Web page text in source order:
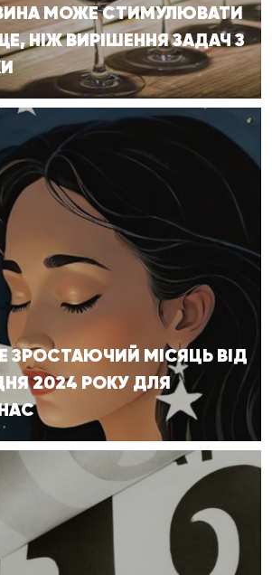
МОЖЕ СТИМУЛЮВАТИ
НІЖ ВИРІШЕННЯ ЗАДАЧ З
ЗРОСТАЮЧИЙ МІСЯЦЬ ВІД
2024 РОКУ ДЛЯ